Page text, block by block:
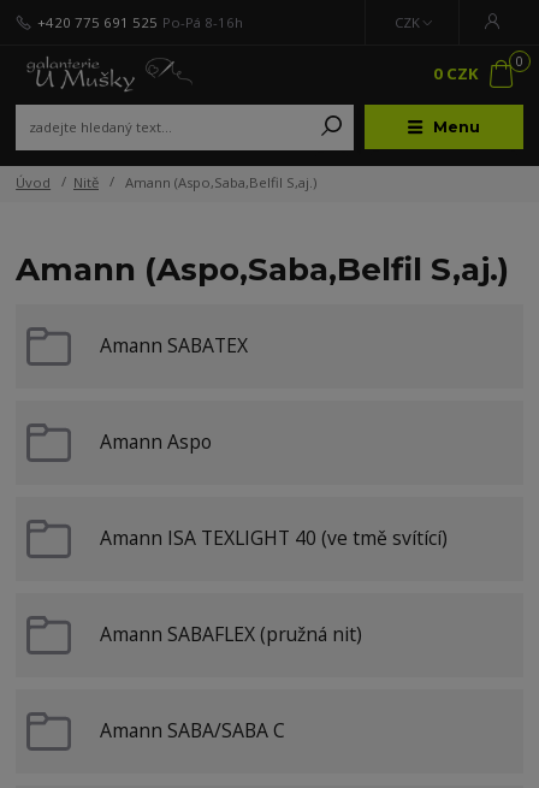
Menu
CZK
+420 775 691 525 Po-Pá 8-16h
0
0 CZK
Úvod Nitě Amann (Aspo,Saba,Belfil S,aj.)
Amann (Aspo,Saba,Belfil S,aj.)
Amann SABATEX
Amann Aspo
Amann ISA TEXLIGHT 40 (ve tmě svítící)
Amann SABAFLEX (pružná nit)
Amann SABA/SABA C